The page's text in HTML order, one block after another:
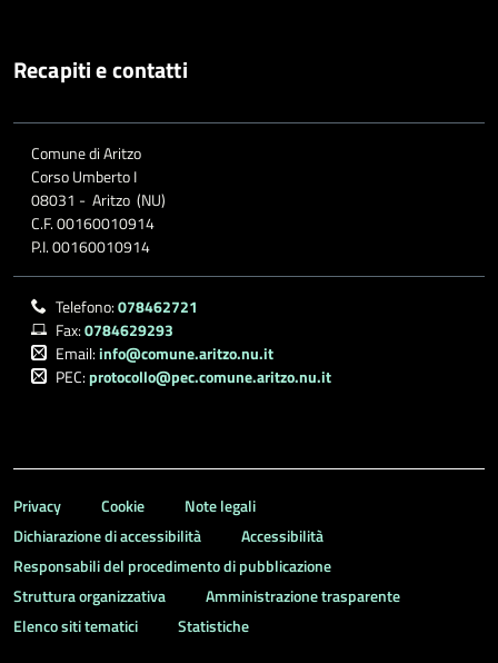
Recapiti e contatti
Comune di Aritzo
Corso Umberto I
08031 - Aritzo (NU)
C.F. 00160010914
P.I. 00160010914
Telefono:078462721
Fax:0784629293
Email:info@comune.aritzo.nu.it
PEC:protocollo@pec.comune.aritzo.nu.it
Privacy Cookie
Note legali
Dichiarazione di accessibilità
Accessibilità
Responsabili del procedimento di pubblicazione
Struttura organizzativa
Amministrazione trasparente
Elenco siti tematici
Statistiche